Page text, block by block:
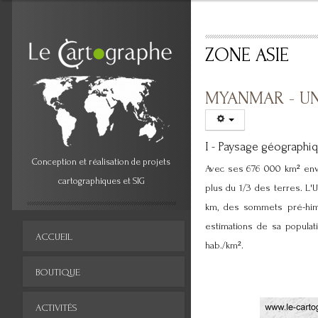
ZONE ASIE
MYANMAR -
I - Paysage
Avec ses 676 000 km²
plus du 1/3 des terres.
km, des sommets pré-
estimations de sa
hab./km².
Conception et réalisation de projets
cartographiques et SIG
ACCUEIL
BOUTIQUE
ACTIVITÉS